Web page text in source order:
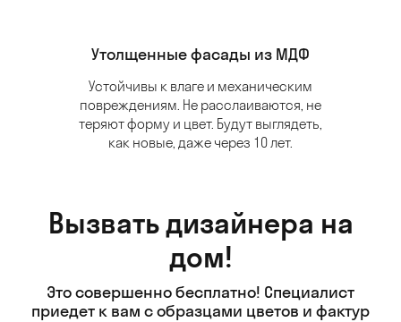
Утолщенные фасады из МДФ
Устойчивы к влаге и механическим
повреждениям. Не расслаиваются, не
теряют форму и цвет. Будут выглядеть,
как новые, даже через 10 лет.
Вызвать дизайнера на
дом!
Это совершенно бесплатно! Специалист
приедет к вам с образцами цветов и фактур